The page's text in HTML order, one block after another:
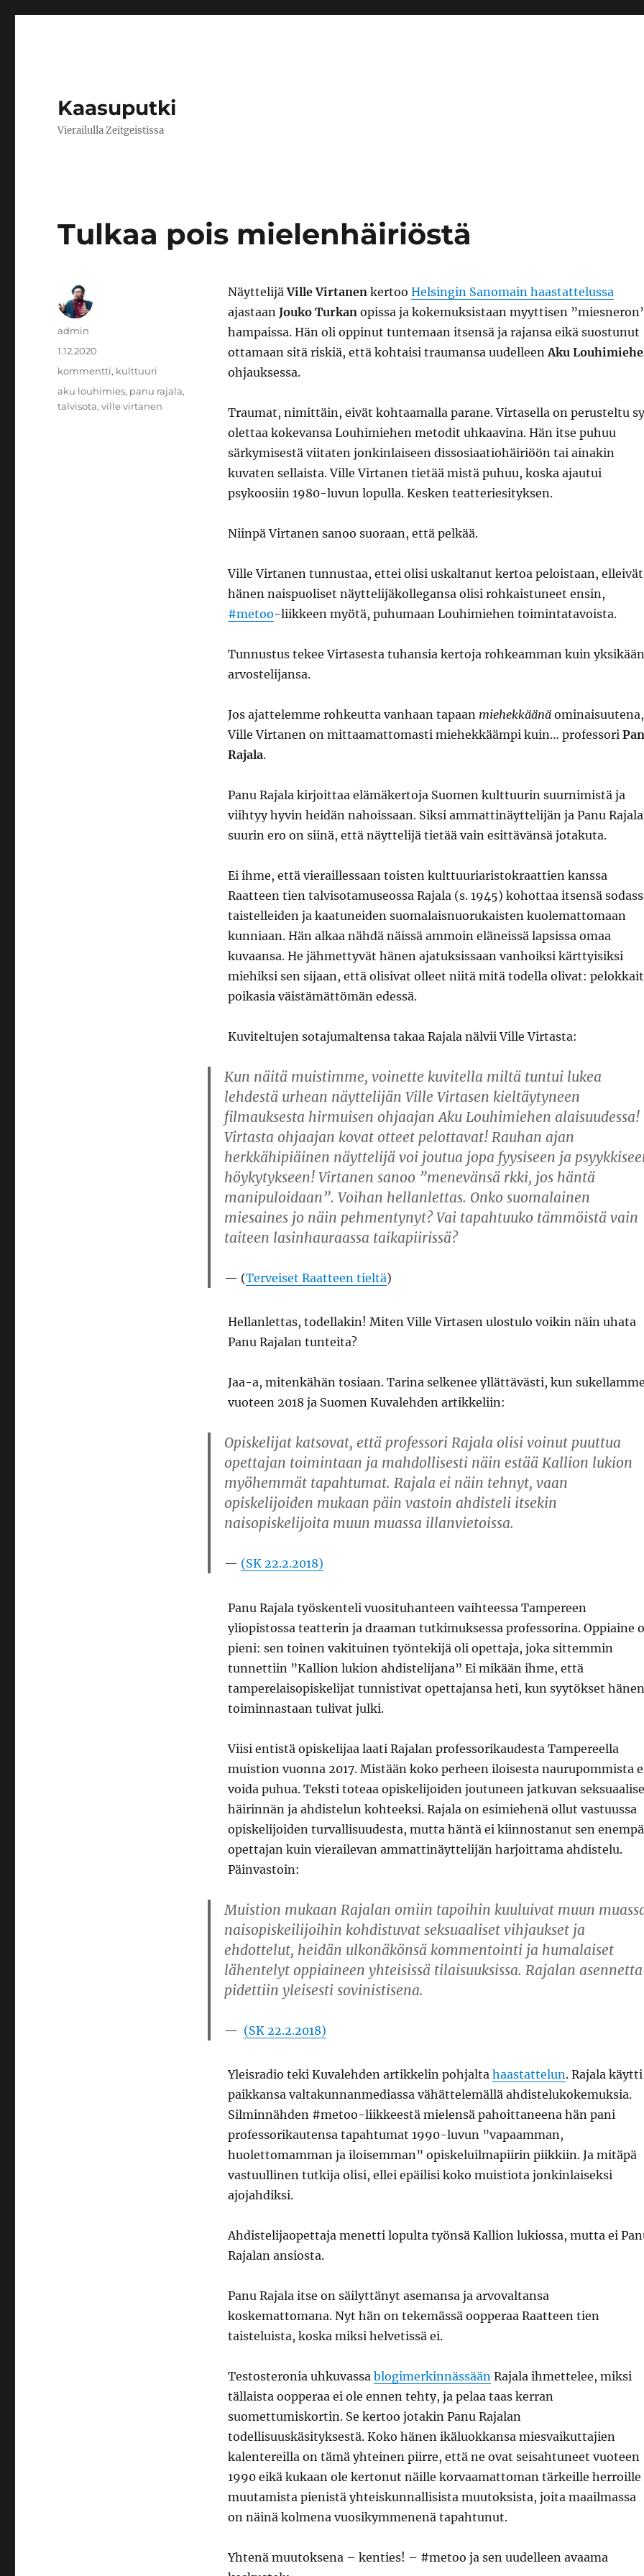
Kaasuputki
Vierailulla Zeitgeistissa
Tulkaa pois mielenhäiriöstä
NäyttelijäVille Virtanenkertoo Helsingin Sanomain haastattelussa
ajastaan Jouko Turkanopissa ja kokemuksistaan myyttisen
hampaissa. Hän oli oppinut tuntemaan itsensä ja rajansa eikä suostunut
ottamaan sitä riskiä, että kohtaisi traumansa uudelleenAku
ohjauksessa.
Traumat, nimittäin, eivät kohtaamalla parane. Virtasella on perusteltu
olettaa kokevansa Louhimiehen metodit uhkaavina. Hän itse puhuu
särkymisestä viitaten jonkinlaiseen dissosiaatiohäiriöön tai ainakin
kuvaten sellaista. Ville Virtanen tietää mistä puhuu, koska ajautui
psykoosiin 1980-luvun lopulla. Kesken teatteriesityksen.
Niinpä Virtanen sanoo suoraan, että pelkää.
Ville Virtanen tunnustaa, ettei olisi uskaltanut kertoa peloistaan, elleivät
hänen naispuoliset näyttelijäkollegansa olisi rohkaistuneet ensin,
#metoo-liikkeen myötä, puhumaan Louhimiehen toimintatavoista.
Tunnustus tekee Virtasesta tuhansia kertoja rohkeamman kuin yksikään
arvostelijansa.
Jos ajattelemme rohkeutta vanhaan tapaan miehekkäänä ominaisuutena,
Ville Virtanen on mittaamattomasti miehekkäämpi kuin… professori
Rajala.
Panu Rajala kirjoittaa elämäkertoja Suomen kulttuurin suurnimistä ja
viihtyy hyvin heidän nahoissaan. Siksi ammattinäyttelijän ja Panu
suurin ero on siinä, että näyttelijä tietää vain esittävänsä jotakuta.
Ei ihme, että vieraillessaan toisten kulttuuriaristokraattien kanssa
Raatteen tien talvisotamuseossa Rajala (s. 1945) kohottaa itsensä
taistelleiden ja kaatuneiden suomalaisnuorukaisten kuolemattomaan
kunniaan. Hän alkaa nähdä näissä ammoin eläneissä lapsissa omaa
kuvaansa. He jähmettyvät hänen ajatuksissaan vanhoiksi kärttyisiksi
miehiksi sen sijaan, että olisivat olleet niitä mitä todella olivat:
poikasia väistämättömän edessä.
Kuviteltujen sotajumaltensa takaa Rajala nälvii Ville Virtasta:
Kun näitä muistimme, voinette kuvitella miltä tuntui lukea
lehdestä urhean näyttelijän Ville Virtasen kieltäytyneen
filmauksesta hirmuisen ohjaajan Aku Louhimiehen alaisuudessa!
Virtasta ohjaajan kovat otteet pelottavat! Rauhan ajan
herkkähipiäinen näyttelijä voi joutua jopa fyysiseen ja
höykytykseen! Virtanen sanoo ”menevänsä rkki, jos häntä
manipuloidaan”. Voihan hellanlettas. Onko suomalainen
miesaines jo näin pehmentynyt? Vai tapahtuuko tämmöistä vain
taiteen lasinhauraassa taikapiirissä?
(Terveiset Raatteen tieltä)
Hellanlettas, todellakin! Miten Ville Virtasen ulostulo voikin näin uhata
Panu Rajalan tunteita?
Jaa-a, mitenkähän tosiaan. Tarina selkenee yllättävästi, kun
vuoteen 2018 ja Suomen Kuvalehden artikkeliin:
Opiskelijat katsovat, että professori Rajala olisi voinut puuttua
opettajan toimintaan ja mahdollisesti näin estää Kallion lukion
myöhemmät tapahtumat. Rajala ei näin tehnyt, vaan
opiskelijoiden mukaan päin vastoin ahdisteli itsekin
naisopiskelijoita muun muassa illanvietoissa.
(SK 22.2.2018)
Panu Rajala työskenteli vuosituhanteen vaihteessa Tampereen
yliopistossa teatterin ja draaman tutkimuksessa professorina. Oppiaine
pieni: sen toinen vakituinen työntekijä oli opettaja, joka sittemmin
tunnettiin ”Kallion lukion ahdistelijana” Ei mikään ihme, että
tamperelaisopiskelijat tunnistivat opettajansa heti, kun syytökset hänen
toiminnastaan tulivat julki.
Viisi entistä opiskelijaa laati Rajalan professorikaudesta Tampereella
muistion vuonna 2017. Mistään koko perheen iloisesta naurupommista
voida puhua. Teksti toteaa opiskelijoiden joutuneen jatkuvan
häirinnän ja ahdistelun kohteeksi. Rajala on esimiehenä ollut vastuussa
opiskelijoiden turvallisuudesta, mutta häntä ei kiinnostanut sen
opettajan kuin vierailevan ammattinäyttelijän harjoittama ahdistelu.
Päinvastoin:
Muistion mukaan Rajalan omiin tapoihin kuuluivat muun
naisopiskeilijoihin kohdistuvat seksuaaliset vihjaukset ja
ehdottelut, heidän ulkonäkönsä kommentointi ja humalaiset
lähentelyt oppiaineen yhteisissä tilaisuuksissa. Rajalan asennetta
pidettiin yleisesti sovinistisena.
(SK 22.2.2018)
Yleisradio teki Kuvalehden artikkelin pohjalta haastattelun. Rajala käytti
paikkansa valtakunnanmediassa vähättelemällä ahdistelukokemuksia.
Silminnähden #metoo-liikkeestä mielensä pahoittaneena hän pani
professorikautensa tapahtumat 1990-luvun ”vapaamman,
huolettomamman ja iloisemman” opiskeluilmapiirin piikkiin. Ja mitäpä
vastuullinen tutkija olisi, ellei epäilisi koko muistiota jonkinlaiseksi
ajojahdiksi.
Ahdistelijaopettaja menetti lopulta työnsä Kallion lukiossa, mutta ei
Rajalan ansiosta.
Panu Rajala itse on säilyttänyt asemansa ja arvovaltansa
koskemattomana. Nyt hän on tekemässä oopperaa Raatteen tien
taisteluista, koska miksi helvetissä ei.
Testosteronia uhkuvassa blogimerkinnässään Rajala ihmettelee, miksi
tällaista oopperaa ei ole ennen tehty, ja pelaa taas kerran
suomettumiskortin. Se kertoo jotakin Panu Rajalan
todellisuuskäsityksestä. Koko hänen ikäluokkansa miesvaikuttajien
kalentereilla on tämä yhteinen piirre, että ne ovat seisahtuneet vuoteen
1990 eikä kukaan ole kertonut näille korvaamattoman tärkeille herroille
muutamista pienistä yhteiskunnallisista muutoksista, joita maailmassa
on näinä kolmena vuosikymmenenä tapahtunut.
Yhtenä muutoksena – kenties! – #metoo ja sen uudelleen avaama
Kirjoittaja
admin
Julkaistu
1.12.2020
Kategoriat
kommentti, kulttuuri
Avainsanat
aku louhimies, panu rajala,
talvisota,ville virtanen